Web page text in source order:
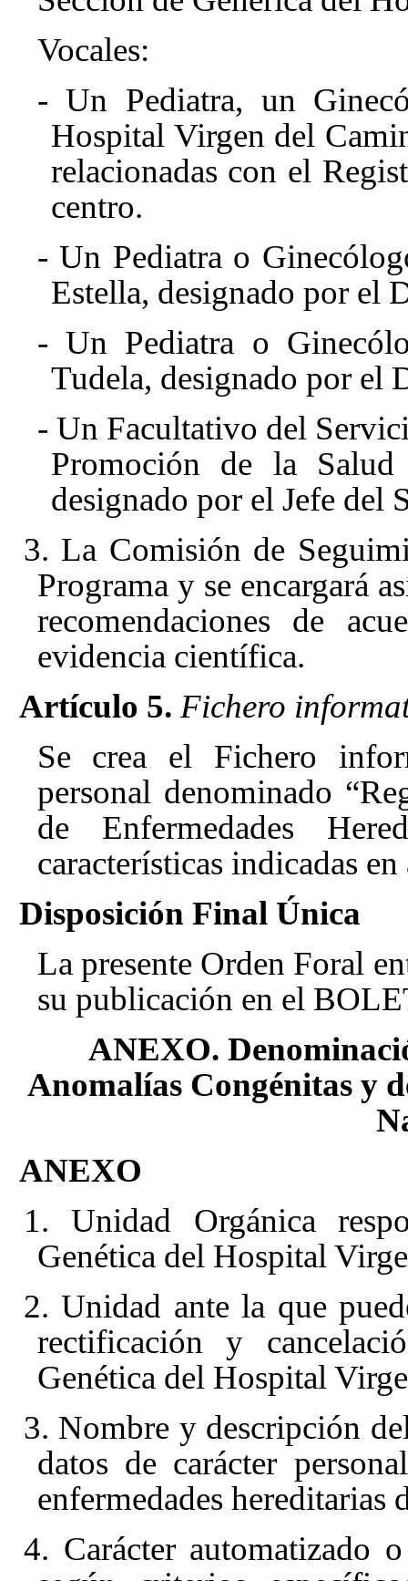
Vocales:
- Un Pediatra, un
Hospital Virgen del
relacionadas con el
centro.
- Un Pediatra o
Estella, designado por el
- Un Pediatra o
Tudela, designado por el
- Un Facultativo del
Promoción de la
designado por el Jefe del
3. La Comisión de
Programa y se encargará
recomendaciones de
evidencia científica.
Artículo 5. Fichero
Se crea el Fichero
personal denominado
de Enfermedades
características indicadas
Disposición Final Única
La presente Orden Foral
su publicación en el
ANEXO.
Anomalías Congénitas y
ANEXO
1. Unidad Orgánica
Genética del Hospital
2. Unidad ante la que
rectificación y
Genética del Hospital
3. Nombre y descripción
datos de carácter
enfermedades hereditarias
4. Carácter automatizado